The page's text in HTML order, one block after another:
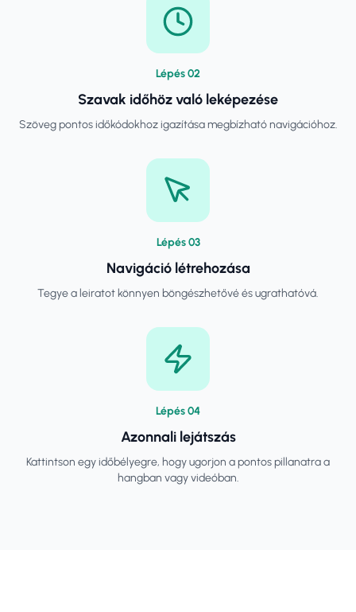
Lépés02
Szavak időhöz való leképezése
Szöveg pontos időkódokhoz igazítása megbízható navigációhoz.
Lépés03
Navigáció létrehozása
Tegye a leiratot könnyen böngészhetővé és ugrathatóvá.
Lépés04
Azonnali lejátszás
Kattintson egy időbélyegre, hogy ugorjon a pontos pillanatra a
hangban vagy videóban.